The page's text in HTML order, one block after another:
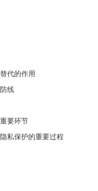
代的作用
线
要环节
私保护的重要过程